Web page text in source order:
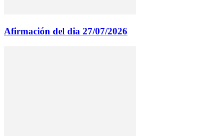
Afirmación del dia 27/07/2026